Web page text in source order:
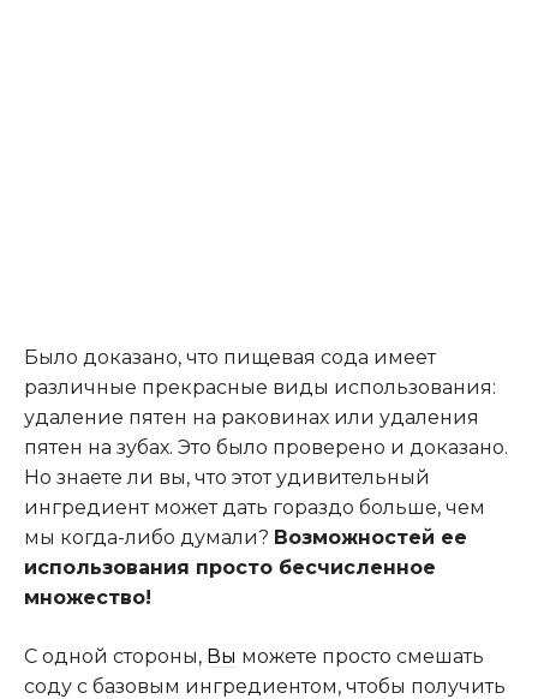
Было доказано, что пищевая сода имеет
различные прекрасные виды использования:
удаление пятен на раковинах или удаления
пятен на зубах. Это было проверено и доказано.
Но знаете ли вы, что этот удивительный
ингредиент может дать гораздо больше, чем
мы когда-либо думали? Возможностей ее
использования просто бесчисленное
множество!
С одной стороны, Вы можете просто смешать
соду с базовым ингредиентом, чтобы получить